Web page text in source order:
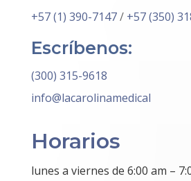
+57 (1) 390-7147/ +57 (350)
Escríbenos:
(300) 315-9618
info@lacarolinamedical
Horarios
lunes a viernes de 6:00 am –